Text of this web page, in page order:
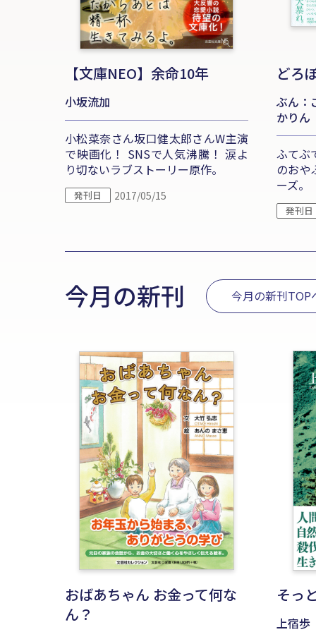
【文庫NEO】余命10年
小坂流加
小松菜奈さん坂口健太郎さんW主演
で映画化！ SNSで人気沸騰！ 涙よ
り切ないラブストーリー原作。
発刊日 2017/05/15
どろ
ぶん：
かりん
ふてぶ
のおや
ーズ。
発刊日
今月の新刊
おばあちゃん お金って何な
ん？
そっ
上宿歩
今月の新刊TOP